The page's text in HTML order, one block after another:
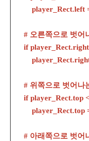
player_Rect.left
# 오른쪽으로 벗어
if
player_Rect.right
# 위쪽으로 벗어나
if player_Rect.top
player_Rect.top
# 아래쪽으로 벗어